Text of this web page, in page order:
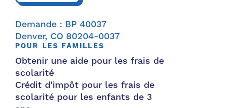
Demande : BP 40037
Denver, CO 80204-0037
POUR LES FAMILLES
Obtenir une aide pour les frais de
scolarité
Crédit d'impôt pour les frais de
scolarité pour les enfants de 3